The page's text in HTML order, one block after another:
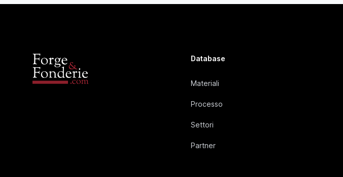
Database
Materiali
Processo
Settori
Partner